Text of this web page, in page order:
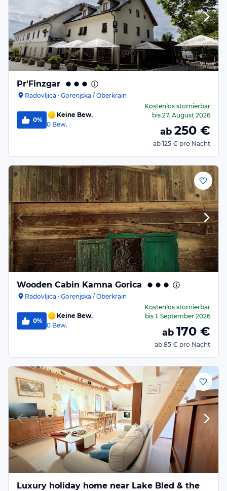
Pr'Finzgar
Radovljica · Gorenjska / Oberkrain
0%
Keine Bew.
0 Bew.
Kostenlos stornierbar
bis 27. August 2026
ab 250 €
ab 125 € pro Nacht
Wooden Cabin Kamna Gorica
Radovljica · Gorenjska / Oberkrain
0%
Keine Bew.
0 Bew.
Kostenlos stornierbar
bis 1. September 2026
ab 170 €
ab 85 € pro Nacht
Luxury holiday home near Lake Bled & the